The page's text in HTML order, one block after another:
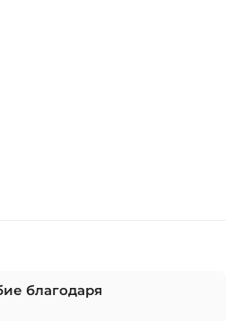
благодаря